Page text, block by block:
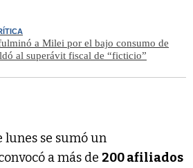
a Milei por el bajo consumo de
al superávit fiscal de “ficticio”
lunes se sumó un
a más de 200 afiliados